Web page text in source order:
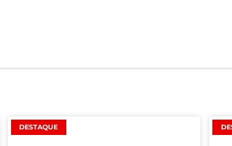
DESTAQUE